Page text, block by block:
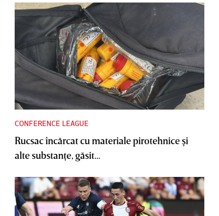
CONFERENCE LEAGUE
Rucsac încărcat cu materiale pirotehnice şi
alte substanţe, găsit...